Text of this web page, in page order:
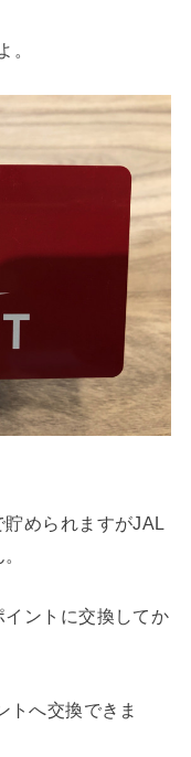
。
められますがJAL
ントに交換してか
トへ交換できま